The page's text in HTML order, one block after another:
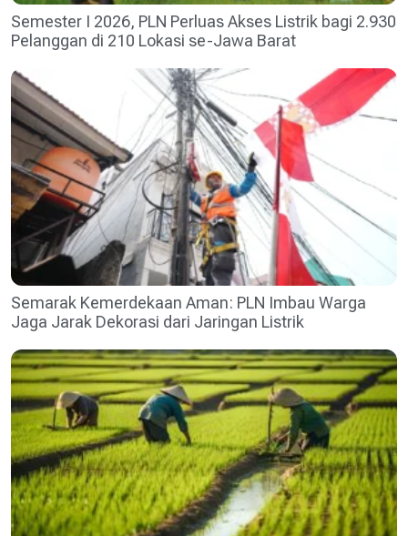
Semester I 2026, PLN Perluas Akses Listrik bagi 2.930
Pelanggan di 210 Lokasi se-Jawa Barat
Semarak Kemerdekaan Aman: PLN Imbau Warga
Jaga Jarak Dekorasi dari Jaringan Listrik